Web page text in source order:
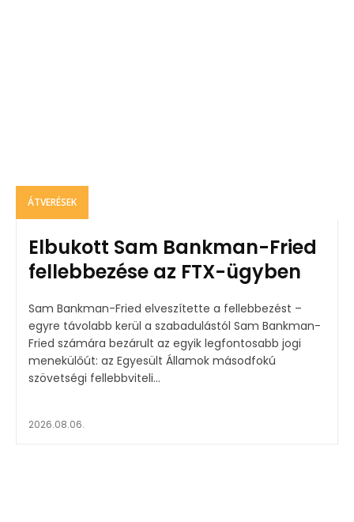
ÁTVERÉSEK
Elbukott Sam Bankman-Fried
fellebbezése az FTX-ügyben
Sam Bankman-Fried elveszítette a fellebbezést –
egyre távolabb kerül a szabadulástól Sam Bankman-
Fried számára bezárult az egyik legfontosabb jogi
menekülőút: az Egyesült Államok másodfokú
szövetségi fellebbviteli...
2026.08.06.